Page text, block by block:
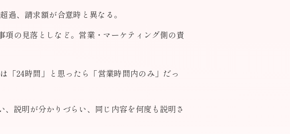
過、請求額が合意時と異なる。
項の見落としなど。営業・マーケティング側の責
「24時間」と思ったら「営業時間内のみ」だっ
、説明が分かりづらい、同じ内容を何度も説明さ